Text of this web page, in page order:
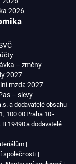
2026
– změny
2027
mzda 2027
– slevy
a dodavatelé obsahu
100 00 Praha 10 -
B 19490 a dodavatelé
společnosti